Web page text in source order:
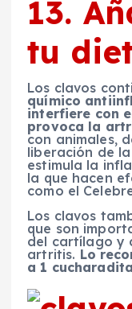
13.
tu
Los clavos
químico
interfiere con
provoca la
con animales,
liberación de
estimula la
la que hacen
como el
Los clavos
que son
del cartílago y
artritis. Lo
a 1